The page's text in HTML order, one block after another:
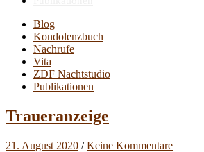
Blog
Kondolenzbuch
Nachrufe
Vita
ZDF Nachtstudio
Publikationen
Traueranzeige
21. August 2020 /Keine Kommentare